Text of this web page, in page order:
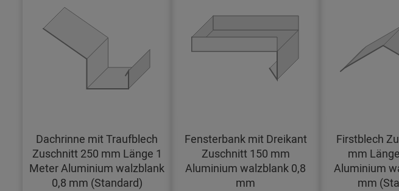
Dachrinne mit Traufblech
Zuschnitt 250 mm Länge 1
Meter Aluminium walzblank
0,8 mm (Standard)
Fensterbank mit Dreikant
Zuschnitt 150 mm
Aluminium walzblank 0,8
mm
Firstblech
mm
Aluminium
mm